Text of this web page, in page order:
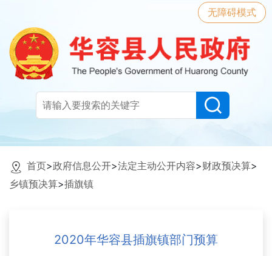
无障碍模式
首页>政府信息公开>法定主动公开内容>财政预决算>
乡镇预决算>插旗镇
2020年华容县插旗镇部门预算